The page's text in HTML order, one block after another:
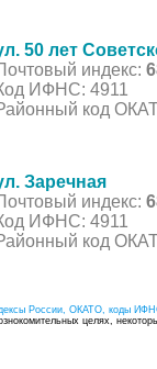
50 лет
индекс:
ИФНС: 4911
код
Заречная
индекс:
ИФНС: 4911
код
России, ОКАТО, коды
целях,